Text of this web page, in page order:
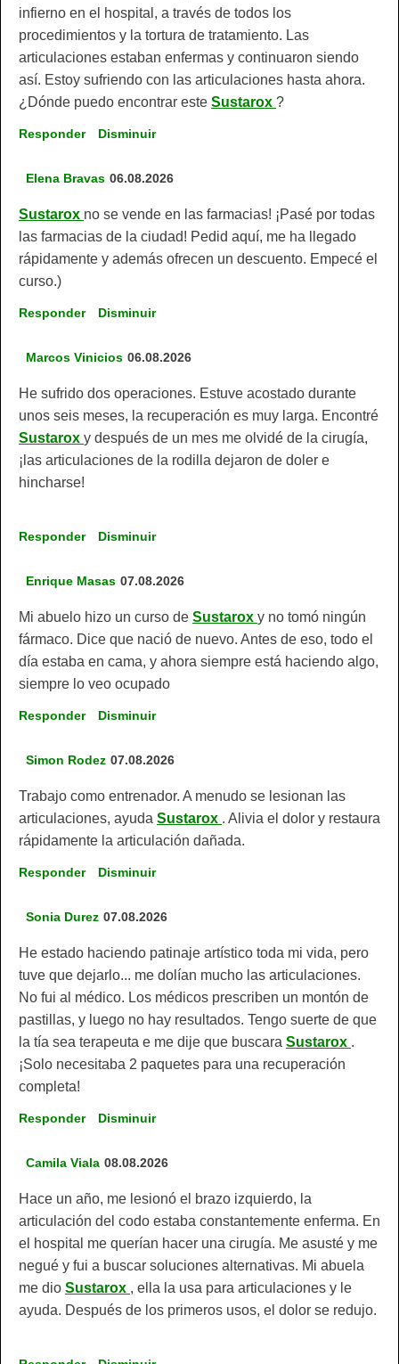
infierno en el hospital, a través de todos los
procedimientos y la tortura de tratamiento. Las
articulaciones estaban enfermas y continuaron siendo
así. Estoy sufriendo con las articulaciones hasta ahora.
¿Dónde puedo encontrar este Sustarox ?
Responder Disminuir
Elena Bravas 06.08.2026
Sustarox no se vende en las farmacias! ¡Pasé por todas
las farmacias de la ciudad! Pedid aquí, me ha llegado
rápidamente y además ofrecen un descuento. Empecé el
curso.)
Responder Disminuir
Marcos Vinicios 06.08.2026
He sufrido dos operaciones. Estuve acostado durante
unos seis meses, la recuperación es muy larga. Encontré
Sustarox y después de un mes me olvidé de la cirugía,
¡las articulaciones de la rodilla dejaron de doler e
hincharse!
Responder Disminuir
Enrique Masas 07.08.2026
Mi abuelo hizo un curso de Sustarox y no tomó ningún
fármaco. Dice que nació de nuevo. Antes de eso, todo el
día estaba en cama, y ahora siempre está haciendo algo,
siempre lo veo ocupado
Responder Disminuir
Simon Rodez 07.08.2026
Trabajo como entrenador. A menudo se lesionan las
articulaciones, ayuda Sustarox . Alivia el dolor y restaura
rápidamente la articulación dañada.
Responder Disminuir
Sonia Durez 07.08.2026
He estado haciendo patinaje artístico toda mi vida, pero
tuve que dejarlo... me dolían mucho las articulaciones.
No fui al médico. Los médicos prescriben un montón de
pastillas, y luego no hay resultados. Tengo suerte de que
la tía sea terapeuta e me dije que buscara Sustarox .
¡Solo necesitaba 2 paquetes para una recuperación
completa!
Responder Disminuir
Camila Viala 08.08.2026
Hace un año, me lesionó el brazo izquierdo, la
articulación del codo estaba constantemente enferma. En
el hospital me querían hacer una cirugía. Me asusté y me
negué y fui a buscar soluciones alternativas. Mi abuela
me dio Sustarox , ella la usa para articulaciones y le
ayuda. Después de los primeros usos, el dolor se redujo.